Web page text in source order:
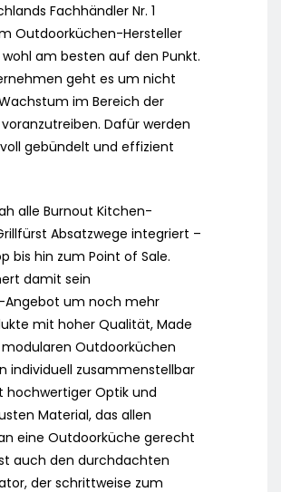
Fachhändler Nr. 1
Outdoorküchen-Hersteller
am besten auf den Punkt.
geht es um nicht
im Bereich der
Dafür werden
gebündelt und effizient
alle Burnout Kitchen-
Absatzwege integriert –
bis hin zum Point of Sale.
damit sein
um noch mehr
mit hoher Qualität, Made
Outdoorküchen
individuell zusammenstellbar
hochwertiger Optik und
Material, das allen
eine Outdoorküche gerecht
auch den durchdachten
der schrittweise zum